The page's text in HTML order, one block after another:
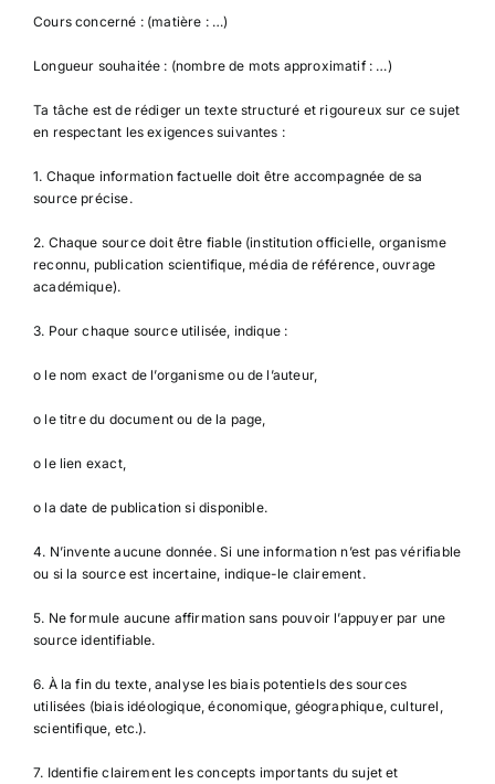
Cours concerné : (matière : …)
Longueur souhaitée : (nombre de mots approximatif : …)
Ta tâche est de rédiger un texte structuré et rigoureux sur ce sujet
en respectant les exigences suivantes :
1. Chaque information factuelle doit être accompagnée de sa
source précise.
2. Chaque source doit être fiable (institution officielle, organisme
reconnu, publication scientifique, média de référence, ouvrage
académique).
3. Pour chaque source utilisée, indique :
o le nom exact de l’organisme ou de l’auteur,
o le titre du document ou de la page,
o le lien exact,
o la date de publication si disponible.
4. N’invente aucune donnée. Si une information n’est pas vérifiable
ou si la source est incertaine, indique-le clairement.
5. Ne formule aucune affirmation sans pouvoir l’appuyer par une
source identifiable.
6. À la fin du texte, analyse les biais potentiels des sources
utilisées (biais idéologique, économique, géographique, culturel,
scientifique, etc.).
7. Identifie clairement les concepts importants du sujet et